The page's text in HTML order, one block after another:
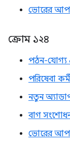
ভোরের
ক্রোম ১২৪
পঠন-যোগ্য
পরিষেবা
নতুন
বাগ
ভোরের